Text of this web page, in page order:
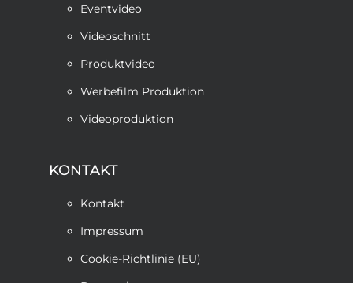
Eventvideo
Videoschnitt
Produktvideo
Werbefilm Produktion
Videoproduktion
KONTAKT
Kontakt
Impressum
Cookie-Richtlinie (EU)